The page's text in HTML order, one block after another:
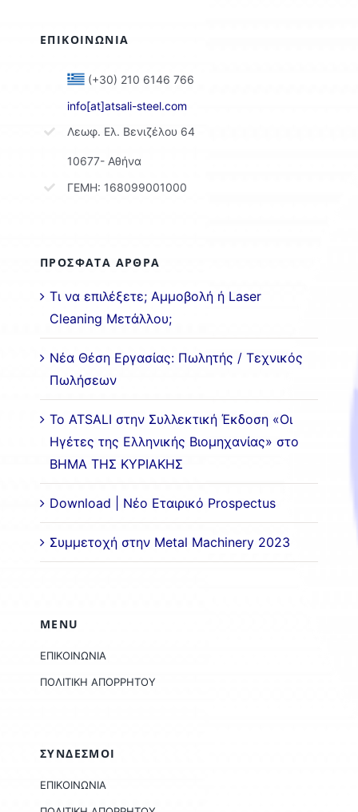
ΕΠΙΚΟΙΝΩΝΙΑ
(+30) 210 6146 766
info[at]atsali-steel.com
Λεωφ. Ελ. Βενιζέλου 64
10677- Αθήνα
ΓΕΜΗ: 168099001000
ΠΡΟΣΦΑΤΑ ΑΡΘΡΑ
Τι να επιλέξετε; Αμμοβολή ή Laser
Cleaning Μετάλλου;
Νέα Θέση Εργασίας: Πωλητής / Τεχνικός
Πωλήσεων
Το ATSALI στην Συλλεκτική Έκδοση «Οι
Ηγέτες της Ελληνικής Βιομηχανίας» στο
ΒΗΜΑ ΤΗΣ ΚΥΡΙΑΚΗΣ
Download | Νέο Εταιρικό Prospectus
Συμμετοχή στην Metal Machinery 2023
MENU
ΕΠΙΚΟΙΝΩΝΙΑ
ΠΟΛΙΤΙΚΗ ΑΠΟΡΡΗΤΟΥ
ΣΥΝΔΕΣΜΟΙ
ΕΠΙΚΟΙΝΩΝΙΑ